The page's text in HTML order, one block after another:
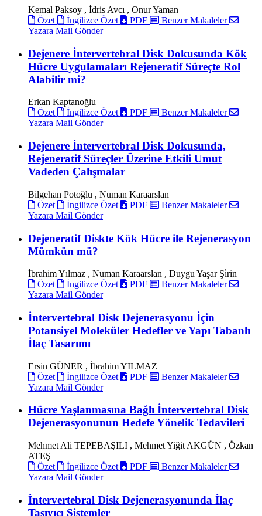
Kemal Paksoy , İdris Avcı , Onur Yaman
Özet
İngilizce Özet PDF
Benzer Makaleler
Yazara Mail Gönder
Dejenere İntervertebral Disk Dokusunda Kök
Hücre Uygulamaları Rejeneratif Süreçte Rol
Alabilir mi?
Erkan Kaptanoğlu
Özet
İngilizce Özet PDF
Benzer Makaleler
Yazara Mail Gönder
Dejenere İntervertebral Disk Dokusunda,
Rejeneratif Süreçler Üzerine Etkili Umut
Vadeden Çalışmalar
Bilgehan Potoğlu , Numan Karaarslan
Özet
İngilizce Özet PDF
Benzer Makaleler
Yazara Mail Gönder
Dejeneratif Diskte Kök Hücre ile Rejenerasyon
Mümkün mü?
İbrahim Yılmaz , Numan Karaarslan , Duygu Yaşar Şi̇rin
Özet
İngilizce Özet PDF
Benzer Makaleler
Yazara Mail Gönder
İntervertebral Disk Dejenerasyonu İçin
Potansiyel Moleküler Hedefler ve Yapı Tabanlı
İlaç Tasarımı
Ersin GÜNER , İbrahim YILMAZ
Özet
İngilizce Özet PDF
Benzer Makaleler
Yazara Mail Gönder
Hücre Yaşlanmasına Bağlı İntervertebral Disk
Dejenerasyonunun Hedefe Yönelik Tedavileri
Mehmet Ali TEPEBAŞILI , Mehmet Yiğit AKGÜN , Özkan
ATEŞ
Özet
İngilizce Özet PDF
Benzer Makaleler
Yazara Mail Gönder
İntervertebral Disk Dejenerasyonunda İlaç
Taşıyıcı Sistemler